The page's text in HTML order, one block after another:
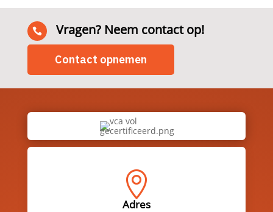
 Vragen? Neem contact op!
Contact opnemen

Adres